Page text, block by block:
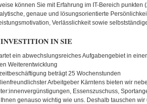
können Sie mit Erfahrung im IT-Bereich punkten
genaue und lösungsorientierte
Verlässlichkeit sowie
INVESTITION IN SIE
ein abwechslungsreiches Aufgabengebiet in
Weiterentwicklung
beträgt 25 Wochenstunden
Arbeitgeber Kärntens bieten wir
Essenszuschuss,
genauso wichtig wie uns. Deshalb tauschen